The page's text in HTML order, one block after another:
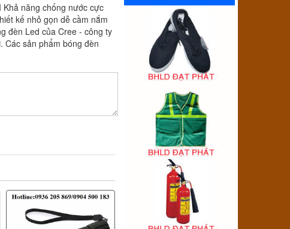
Khả năng chống nước cực
kế nhỏ gọn dễ cầm nắm
đèn Led của Cree - công ty
Các sản phẩm bóng đèn